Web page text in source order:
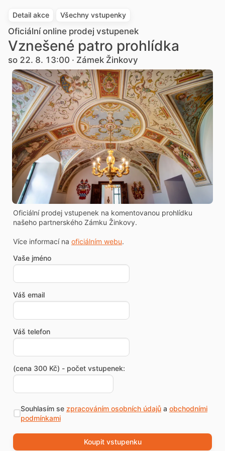
Detail akce Všechny vstupenky
Oficiální online prodej vstupenek
Vznešené patro prohlídka
so 22. 8. 13:00 · Zámek Žinkovy
Oficiální prodej vstupenek na komentovanou prohlídku
našeho partnerského Zámku Žinkovy.
Více informací na oficiálním webu.
Vaše jméno
Váš email
Váš telefon
(cena 300 Kč) - počet vstupenek:
Souhlasím se zpracováním osobních údajůa obchodními
podmínkami
Koupit vstupenku